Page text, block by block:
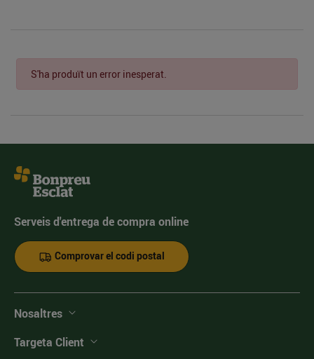
S'ha produït un error inesperat.
Serveis d'entrega de compra online
Comprovar el codi postal
Nosaltres
Targeta Client